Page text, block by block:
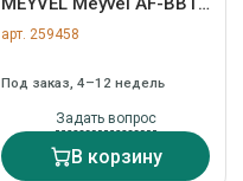
арт. ZN-259458
арт. 259458
Под заказ, 4–12 недель
Задать вопрос
В корзину